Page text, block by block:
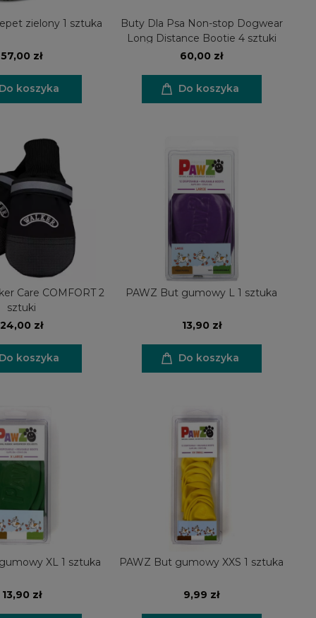
zielony 1 sztuka
57,00 zł
Do koszyka
Buty Dla Psa Non-stop Dogwear
Long Distance Bootie 4 sztuki
60,00 zł
Do koszyka
Care COMFORT 2
sztuki
24,00 zł
Do koszyka
PAWZ But gumowy L 1 sztuka
13,90 zł
Do koszyka
XL 1 sztuka
13,90 zł
PAWZ But gumowy XXS 1 sztuka
9,99 zł